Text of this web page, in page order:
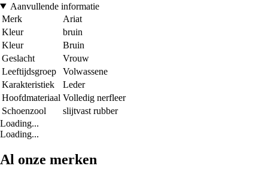
Aanvullende informatie
Merk
Ariat
Kleur
bruin
Kleur
Bruin
Geslacht
Vrouw
Leeftijdsgroep
Volwassene
Karakteristiek
Leder
Hoofdmateriaal Volledig nerfleer
Schoenzool
slijtvast rubber
Loading...
Loading...
Al onze merken